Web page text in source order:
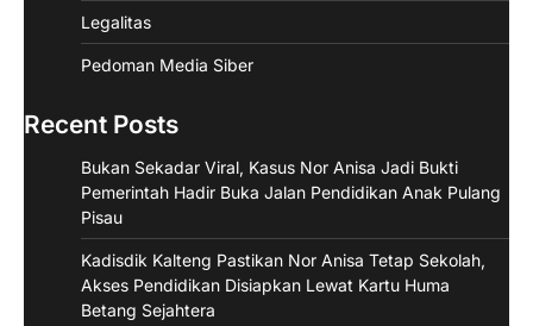
Legalitas
Pedoman Media Siber
Recent Posts
Bukan Sekadar Viral, Kasus Nor Anisa Jadi Bukti
Pemerintah Hadir Buka Jalan Pendidikan Anak Pulang
Pisau
Kadisdik Kalteng Pastikan Nor Anisa Tetap Sekolah,
Akses Pendidikan Disiapkan Lewat Kartu Huma
Betang Sejahtera